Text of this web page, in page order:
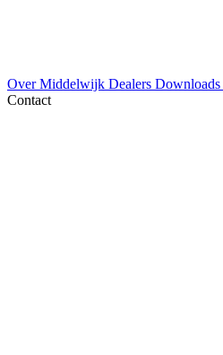
Over Middelwijk Dealers Downloads
Contact